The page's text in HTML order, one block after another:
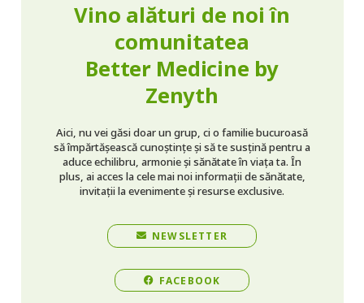
Vino alături de noi în
comunitatea
Better Medicine by
Zenyth
Aici, nu vei găsi doar un grup, ci o familie bucuroasă
să împărtășească cunoștințe și să te susțină pentru a
aduce echilibru, armonie și sănătate în viața ta. În
plus, ai acces la cele mai noi informații de sănătate,
invitații la evenimente și resurse exclusive.
NEWSLETTER
FACEBOOK